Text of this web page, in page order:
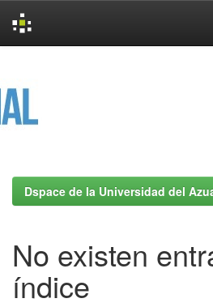
Dspace de la Universidad del
No existen
índice